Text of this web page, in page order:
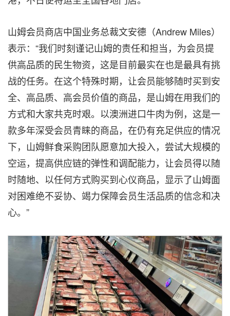
山姆会员商店中国业务总裁文安德（Andrew Miles）
表示：“我们时刻谨记山姆的责任和担当，为会员提
供高品质的民生物资，这是目前最实在也是最具有挑
战的任务。在这个特殊时期，让会员能够随时买到安
全、高品质、高会员价值的商品，是山姆在用我们的
方式和大家共克时艰。以澳洲进口牛肉为例，这是一
款多年深受会员青睐的商品，在仍有充足供应的情况
下，山姆鲜食采购团队愿意加大投入，尝试大规模的
空运，提高供应链的弹性和调配能力，让会员得以随
时随地、以任何方式购买到心仪商品，显示了山姆面
对困难绝不妥协、竭力保障会员生活品质的信念和决
心。”